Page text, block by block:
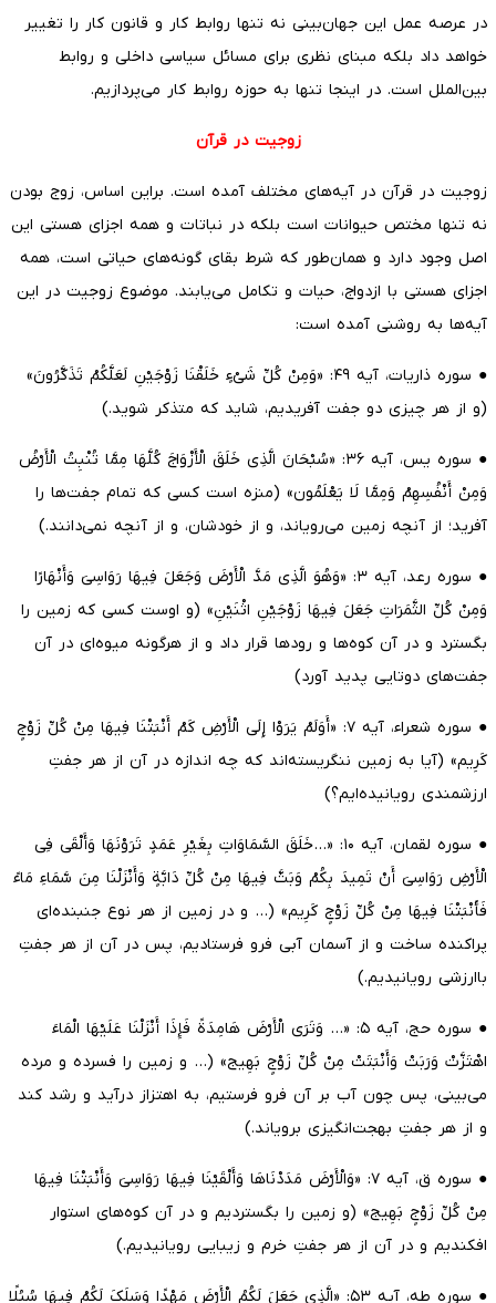
در عرصه عمل این جهان‌بینی نه تنها روابط کار و قانون کار را تغییر
خواهد داد بلکه مبنای نظری برای مسائل سیاسی داخلی و روابط
بین‌الملل است. در اینجا تنها به حوزه روابط کار می‌پردازیم.
زوجیت در قرآن
زوجیت در قرآن در آیه‌های مختلف آمده است. براین اساس، زوج بودن
نه تنها مختص حیوانات است بلکه در نباتات و همه اجزای هستی این
اصل وجود دارد و همان‌طور که شرط بقای گونه‌های حیاتی است، همه
اجزای هستی با ازدواج، حیات و تکامل می‌یابند. موضوع زوجیت در این
آیه‌ها به روشنی آمده است:
● سوره ذاریات، آیه ۴۹: «وَمِنْ کُلِّ شَیْءٍ خَلَقْنَا زَوْجَیْنِ لَعَلَّکُمْ تَذَکَّرُونَ»
(و از هر چیزی دو جفت آفریدیم، شاید که متذکر شوید.)
● سوره یس، آیه ۳۶: «سُبْحَانَ الَّذِی خَلَقَ الْأَزْوَاجَ کُلَّهَا مِمَّا تُنْبِتُ الْأَرْضُ
وَمِنْ أَنْفُسِهِمْ وَمِمَّا لَا یَعْلَمُون» (منزه است کسی که تمام جفت‌ها را
آفرید؛ از آنچه زمین می‌رویاند، و از خودشان، و از آنچه نمی‌دانند.)
● سوره رعد، آیه ۳: «وَهُوَ الَّذِی مَدَّ الْأَرْضَ وَجَعَلَ فِیهَا رَوَاسِیَ وَأَنْهَارًا
وَمِنْ کُلِّ الثَّمَرَاتِ جَعَلَ فِیهَا زَوْجَیْنِ اثْنَیْنِ» (و اوست کسی که زمین را
بگسترد و در آن کوه‌ها و رودها قرار داد و از هرگونه میوه‌ای در آن
جفت‌های دوتایی پدید آورد)
● سوره شعراء، آیه ۷: «أَوَلَمْ یَرَوْا إِلَی الْأَرْضِ کَمْ أَنْبَتْنَا فِیهَا مِنْ کُلِّ زَوْجٍ
کَرِیم» (آیا به زمین ننگریسته‌اند که چه اندازه در آن از هر جفتِ
ارزشمندی رویانیده‌ایم؟)
● سوره لقمان، آیه ۱۰: «…خَلَقَ السَّمَاوَاتِ بِغَیْرِ عَمَدٍ تَرَوْنَهَا وَأَلْقَی فِی
الْأَرْضِ رَوَاسِیَ أَنْ تَمِیدَ بِکُمْ وَبَثَّ فِیهَا مِنْ کُلِّ دَابَّةٍ وَأَنْزَلْنَا مِنَ سَّمَاءِ مَاءً
فَأَنْبَتْنَا فِیهَا مِنْ کُلِّ زَوْجٍ کَرِیم» (… و در زمین از هر نوع جنبنده‌ای
پراکنده ساخت و از آسمان آبی فرو فرستادیم، پس در آن از هر جفتِ
باارزشی رویانیدیم.)
● سوره حج، آیه ۵: «… وَتَرَی الْأَرْضَ هَامِدَةً فَإِذَا أَنْزَلْنَا عَلَیْهَا الْمَاءَ
اهْتَزَّتْ وَرَبَتْ وَأَنْبَتَتْ مِنْ کُلِّ زَوْجٍ بَهِیج» (… و زمین را فسرده و مرده
می‌بینی، پس چون آب بر آن فرو فرستیم، به اهتزاز درآید و رشد کند
و از هر جفتِ بهجت‌انگیزی برویاند.)
● سوره ق، آیه ۷: «وَالْأَرْضَ مَدَدْنَاهَا وَأَلْقَیْنَا فِیهَا رَوَاسِیَ وَأَنْبَتْنَا فِیهَا
مِنْ کُلِّ زَوْجٍ بَهِیج» (و زمین را بگستردیم و در آن کوه‌های استوار
افکندیم و در آن از هر جفتِ خرم و زیبایی رویانیدیم.)
● سوره طه، آیه ۵۳: «الَّذِی جَعَلَ لَکُمُ الْأَرْضَ مَهْدًا وَسَلَکَ لَکُمْ فِیهَا سُبُلًا